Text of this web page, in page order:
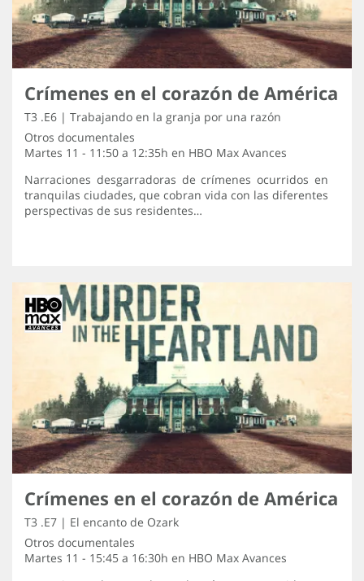
Crímenes en el corazón de América
T3 .E6 | Trabajando en la granja por una razón
Otros documentales
Martes 11 - 11:50 a 12:35h en HBO Max Avances
Narraciones desgarradoras de crímenes ocurridos en
tranquilas ciudades, que cobran vida con las diferentes
perspectivas de sus residentes…
Crímenes en el corazón de América
T3 .E7 | El encanto de Ozark
Otros documentales
Martes 11 - 15:45 a 16:30h en HBO Max Avances